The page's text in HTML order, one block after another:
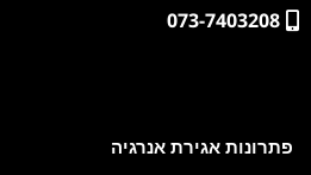
073-7403208
פתרונות אגירת אנרגיה